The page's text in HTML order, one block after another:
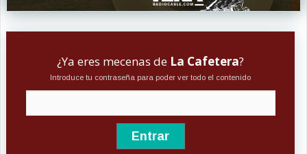
¿Ya eres mecenas de La Cafetera?
Introduce tu contraseña para poder ver todo el contenido